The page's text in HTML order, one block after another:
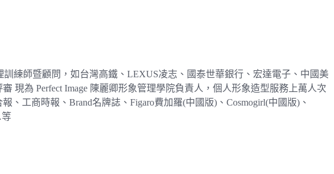
訓練師暨顧問，如台灣高鐵、LEXUS凌志、國泰世華銀行、宏達電子、中國美
現為 Perfect Image 陳麗卿形象管理學院負責人，個人形象造型服務上萬人次
工商時報、Brand名牌誌、Figaro費加羅(中國版)、Cosmogirl(中國版)、